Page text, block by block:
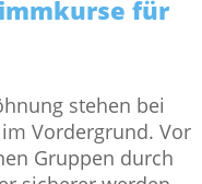
für
stehen bei
Vordergrund. Vor
Gruppen durch